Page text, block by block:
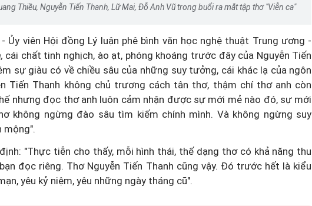
Thiều, Nguyễn Tiến Thanh, Lữ Mai, Đỗ Anh Vũ trong buổi ra mắt tập thơ "Viễn ca"
Ủy viên Hội đồng Lý luận phê bình văn học nghệ thuật Trung ương -
cái chất tinh nghịch, ào ạt, phóng khoáng trước đây của Nguyễn Tiến
sự giàu có về chiều sâu của những suy tưởng, cái khác lạ của ngôn
Tiến Thanh không chủ trương cách tân thơ, thậm chí thơ anh còn
nhưng đọc thơ anh luôn cảm nhận được sự mới mẻ nào đó, sự mới
không ngừng đào sâu tìm kiếm chính mình. Và không ngừng suy
mộng".
"Thực tiễn cho thấy, mỗi hình thái, thế dạng thơ có khả năng thu
đọc riêng. Thơ Nguyễn Tiến Thanh cũng vậy. Đó trước hết là kiểu
yêu kỷ niệm, yêu những ngày tháng cũ".